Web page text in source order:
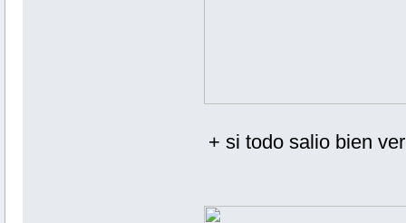
+ si todo salio bien